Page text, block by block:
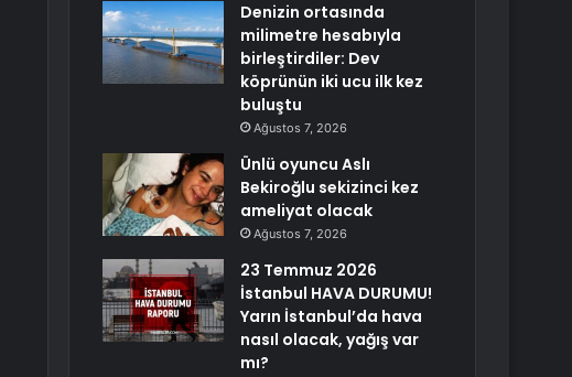
Denizin ortasında
milimetre hesabıyla
birleştirdiler: Dev
köprünün iki ucu ilk kez
buluştu
Ağustos 7, 2026
Ünlü oyuncu Aslı
Bekiroğlu sekizinci kez
ameliyat olacak
Ağustos 7, 2026
23 Temmuz 2026
İstanbul HAVA DURUMU!
Yarın İstanbul’da hava
nasıl olacak, yağış var
mı?